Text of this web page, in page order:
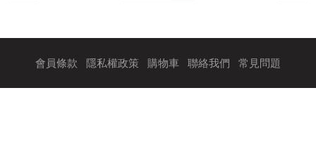
會員條款 隱私權政策 購物車 聯絡我們 常見問題